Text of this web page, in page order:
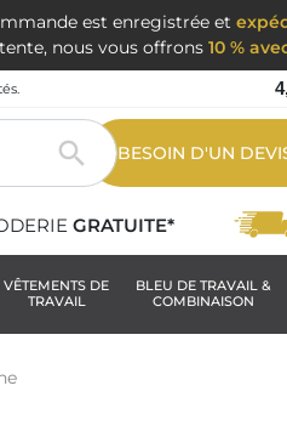
est enregistrée et
nous vous offrons 10 %
 BESOIN D'UN
GRATUITE*
VÊTEMENTS DE
TRAVAIL
BLEU DE TRAVAIL &
COMBINAISON